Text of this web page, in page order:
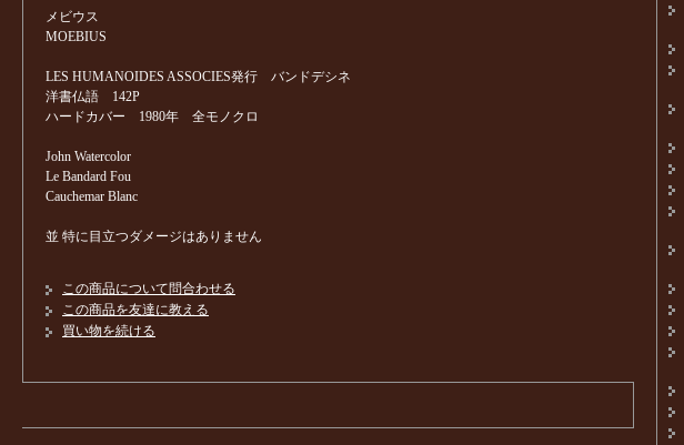
メビウス
MOEBIUS
LES HUMANOIDES ASSOCIES発行 バンドデシネ
洋書仏語 142P
ハードカバー 1980年 全モノクロ
John Watercolor
Le Bandard Fou
Cauchemar Blanc
並 特に目立つダメージはありません
この商品について問合わせる
この商品を友達に教える
買い物を続ける